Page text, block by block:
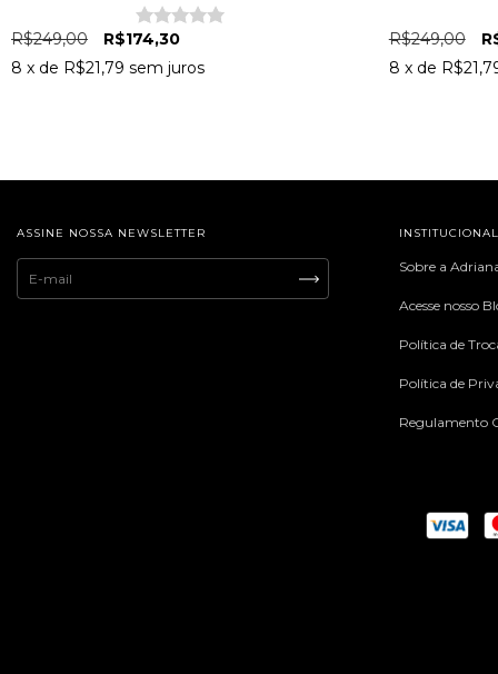
R$249,00
R$174,30
8 x de R$21,79 sem juros
R$249,00
8 x de
ASSINE NOSSA NEWSLETTER
Sobre a
Acesse nosso
Política de
Política de
Regulamento